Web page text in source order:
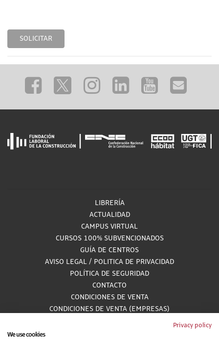
SOLICITAR
LIBRERÍA
ACTUALIDAD
CAMPUS VIRTUAL
CURSOS 100% SUBVENCIONADOS
GUÍA DE CENTROS
AVISO LEGAL / POLITICA DE PRIVACIDAD
POLÍTICA DE SEGURIDAD
CONTACTO
CONDICIONES DE VENTA
CONDICIONES DE VENTA (EMPRESAS)
Privacy policy
We use cookies